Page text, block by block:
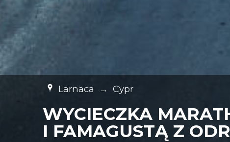
Larnaca → Cypr
WYCIECZKA
I FAMAGUSTĄ Z